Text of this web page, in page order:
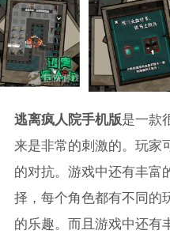
逃离疯人院手机版是一款
来是非常的刺激的。玩家
的对抗。游戏中还有丰富
择，每个角色都有不同的
的乐趣。而且游戏中还有